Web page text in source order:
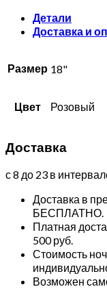
Детали
Доставка и
Размер 18"
Цвет Розовый
Доставка
с 8 до 23 в
Доставка в
БЕСПЛАТНО.
Платная
500 руб.
Стоимость
Возможен